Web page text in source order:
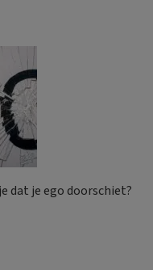
dat je ego doorschiet?